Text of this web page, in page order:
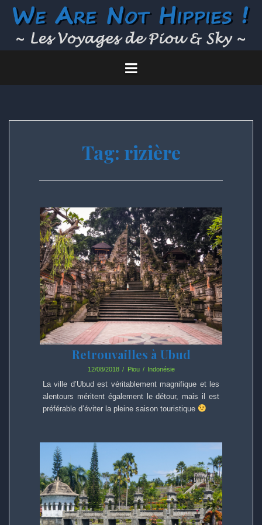
Skip
Tag: rizière
Retrouvailles à Ubud
12/08/2018 Piou Indonésie
La ville d’Ubud est véritablement magnifique et les
alentours méritent également le détour, mais il est
préférable d’éviter la pleine saison touristique